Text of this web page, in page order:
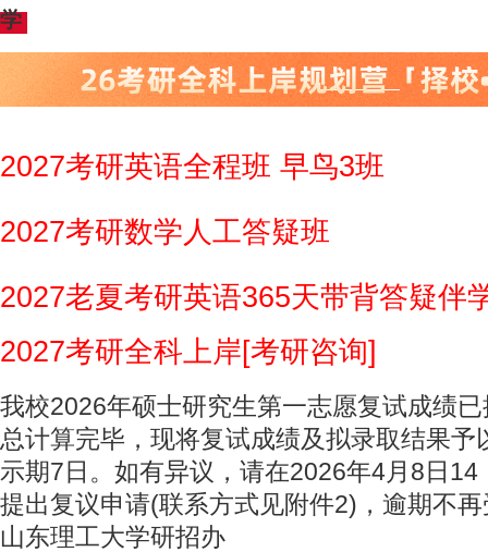
学
2027考研英语全程班 早鸟3班
2027考研数学人工答疑班
2027老夏考研英语365天带背答疑伴
2027考研全科上岸[考研咨询]
我校2026年硕士研究生第一志愿复试成绩
总计算完毕，现将复试成绩及拟录取结果予
示期7日。如有异议，请在2026年4月8日
提出复议申请(联系方式见附件2)，逾期不
山东理工大学研招办